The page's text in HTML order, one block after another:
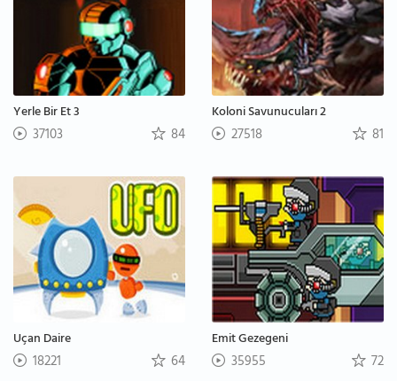
Yerle Bir Et 3
37103 84
Koloni Savunucuları 2
27518 81
Uçan Daire
18221 64
Emit Gezegeni
35955 72